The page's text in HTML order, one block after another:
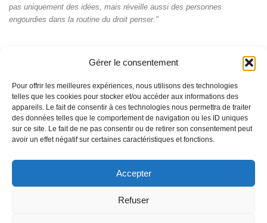
Gérer le consentement
Pour offrir les meilleures expériences, nous utilisons des technologies
telles que les cookies pour stocker et/ou accéder aux informations des
appareils. Le fait de consentir à ces technologies nous permettra de traiter
des données telles que le comportement de navigation ou les ID uniques
sur ce site. Le fait de ne pas consentir ou de retirer son consentement peut
avoir un effet négatif sur certaines caractéristiques et fonctions.
Accepter
Refuser
pas uniquement des idées, mais réveille aussi des personnes
engourdies dans la routine du droit penser."
© Pascal Perrat 2026 - La marque et les contenus du site
Entre2lettres.com sont soumis à la protection de la propriété
intellectuelle